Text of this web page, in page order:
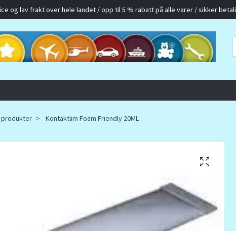
og lav frakt over hele landet / opp til 5 % rabatt på alle varer / sikker
Kontaktlim Foam Friendly 20ML